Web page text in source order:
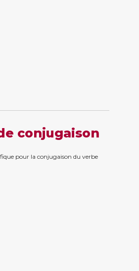
conjugaison
pour la conjugaison du verbe